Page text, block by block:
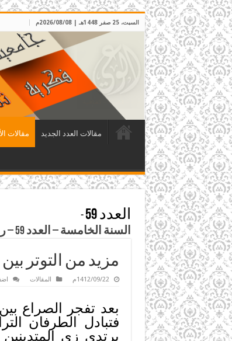
السبت، 25 صفر 1448هـ | 2026/08/08م
مقالات العدد الجديد مقالات
العدد 59
-
السنة الخامسة – العدد 59 – رمضان 1412هـ الموافق آذار 1992م
مزيد من التوتر
1412/09/22م المقالات
بعد تفجر الصراع
فتبادل الطرفان